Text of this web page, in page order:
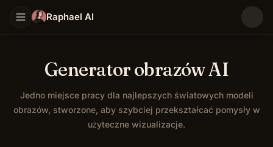
Raphael AI
Generator obrazów AI
Jedno miejsce pracy dla najlepszych światowych modeli
obrazów, stworzone, aby szybciej przekształcać pomysły w
użyteczne wizualizacje.